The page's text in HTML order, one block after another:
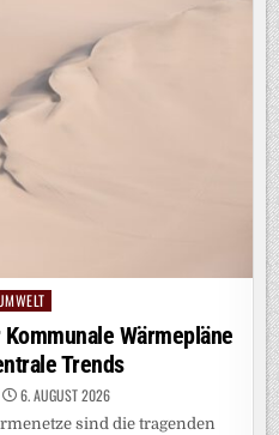
Wärmepläne
Trends
6. AUGUST 2026
sind die tragenden